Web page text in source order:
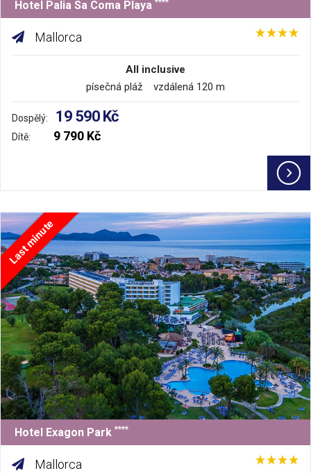
Hotel Palia Sa Coma Playa ****
Mallorca
All inclusive
písečná pláž vzdálená 120 m
Dospělý: 19 590 Kč
Dítě: 9 790 Kč
Last minute
Hotel Exagon Park ****
Mallorca